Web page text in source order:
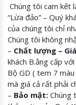
Chúng tôi cam kết
“Lừa đảo” – Quý
của chúng tôi chỉ
Chúng tôi không
– Chất lượng –
khách B.ằng cấp
Bộ GD ( tem 7
mà giá cả rất phải
– Bảo mật: Chúng